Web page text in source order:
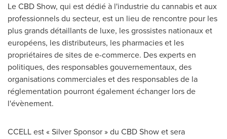
Le CBD Show, qui est dédié à l'industrie du cannabis et aux
professionnels du secteur, est un lieu de rencontre pour les
plus grands détaillants de luxe, les grossistes nationaux et
européens, les distributeurs, les pharmacies et les
propriétaires de sites de e-commerce. Des experts en
politiques, des responsables gouvernementaux, des
organisations commerciales et des responsables de la
réglementation pourront également échanger lors de
l'évènement.
CCELL est « Silver Sponsor » du CBD Show et sera